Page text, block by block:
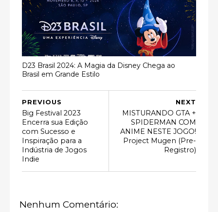
D23 Brasil 2024: A Magia da Disney Chega ao
Brasil em Grande Estilo
NEXT
MISTURANDO GTA +
SPIDERMAN COM
ANIME NESTE JOGO!
Project Mugen (Pre-
Registro)
PREVIOUS
Big Festival 2023
Encerra sua Edição
com Sucesso e
Inspiração para a
Indústria de Jogos
Indie
Nenhum Comentário: